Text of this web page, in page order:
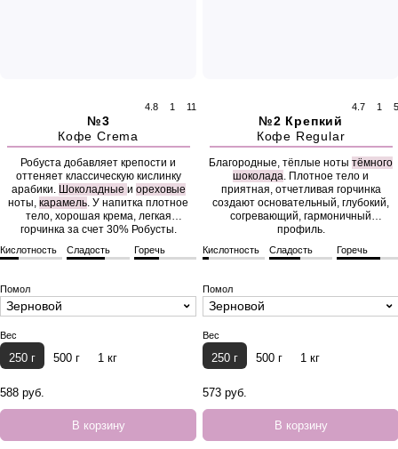
4.8 1 11
№3
Кофе Crema
Робуста добавляет крепости и
оттеняет классическую кислинку
арабики. Шоколадные и ореховые
ноты, карамель. У напитка плотное
тело, хорошая крема, легкая
горчинка за счет 30% Робусты.
Кислотность Сладость Горечь
588 руб.
В корзину
Помол
Зерновой
Вес
250 г 500 г 1 кг
4.7 1 5
№2 Крепкий
Кофе Regular
Благородные, тёплые ноты тёмного
шоколада. Плотное тело и
приятная, отчетливая горчинка
создают основательный, глубокий,
согревающий, гармоничный
профиль.
Кислотность Сладость Горечь
573 руб.
В корзину
Помол
Зерновой
Вес
250 г 500 г 1 кг